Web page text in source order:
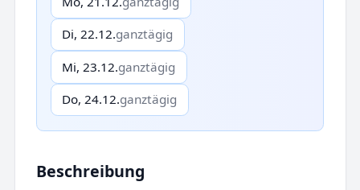
Di, 22.12.ganztägig
Mi, 23.12.ganztägig
Do, 24.12.ganztägig
Beschreibung